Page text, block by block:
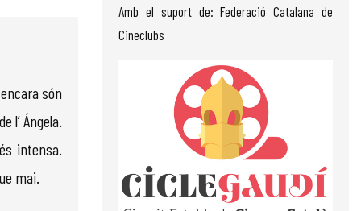
Amb el suport de: Federació Catalana de
Cineclubs
són
l’ Ángela.
intensa.
mai.